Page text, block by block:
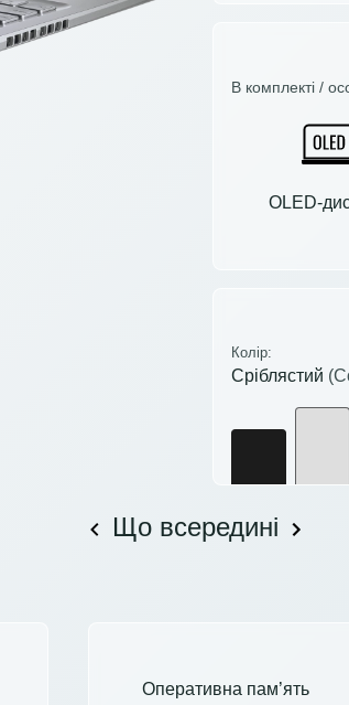
В комплекті /
OLED-
Колір:
Сріблястий
Що всередині
Оперативна пам’ять